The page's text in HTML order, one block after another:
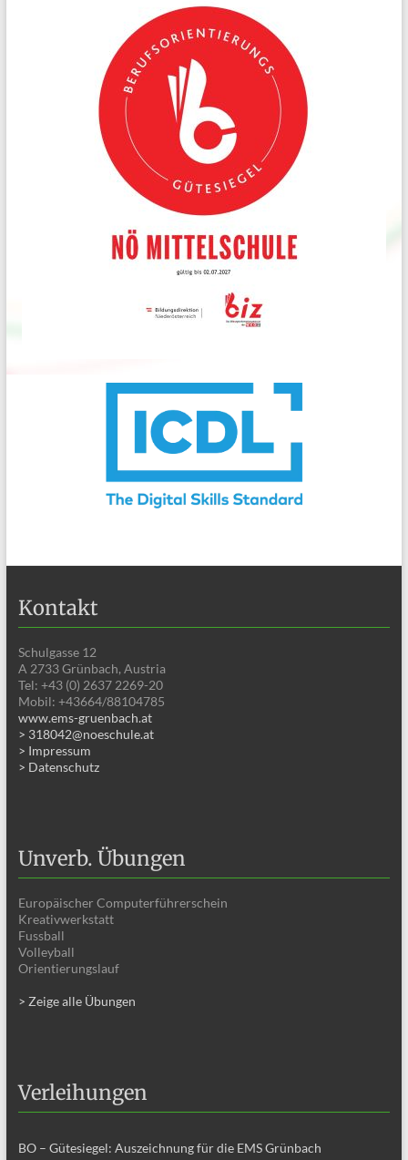
Kontakt
Schulgasse 12
A 2733 Grünbach, Austria
Tel: +43 (0) 2637 2269-20
Mobil: +43664/88104785
www.ems-gruenbach.at
> 318042@noeschule.at
> Impressum
> Datenschutz
Unverb. Übungen
Europäischer Computerführerschein
Kreativwerkstatt
Fussball
Volleyball
Orientierungslauf
> Zeige alle Übungen
Verleihungen
BO – Gütesiegel: Auszeichnung für die EMS Grünbach